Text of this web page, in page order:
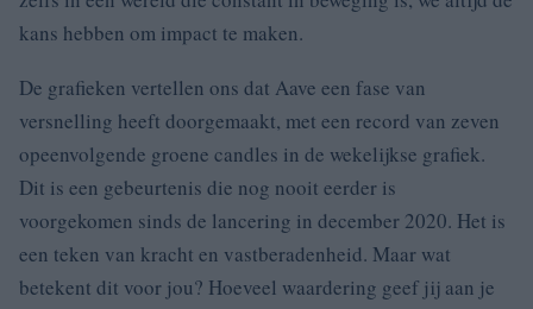
kans hebben om impact te maken.
De grafieken vertellen ons dat Aave een fase van
versnelling heeft doorgemaakt, met een record van zeven
opeenvolgende groene candles in de wekelijkse grafiek.
Dit is een gebeurtenis die nog nooit eerder is
voorgekomen sinds de lancering in december 2020. Het is
een teken van kracht en vastberadenheid. Maar wat
betekent dit voor jou? Hoeveel waardering geef jij aan je